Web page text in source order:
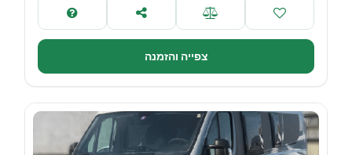
צפייה והזמנה